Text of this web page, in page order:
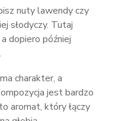
nuty lawendy czy
słodyczy. Tutaj
dopiero później
charakter, a
jest bardzo
aromat, który łączy